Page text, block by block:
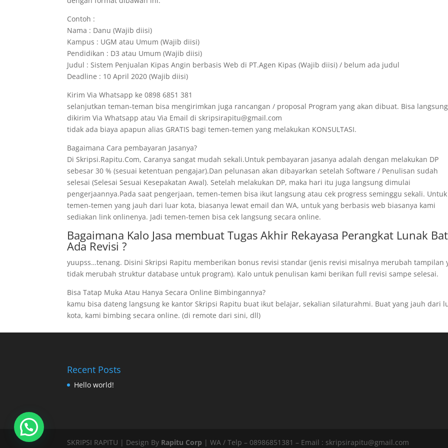
Contoh :
Nama : Danu (Wajib diisi)
Kampus : UGM atau Umum (Wajib diisi)
Pendidikan : D3 atau Umum (Wajib diisi)
Judul : Sistem Penjualan Kipas Angin berbasis Web di PT.Agen Kipas (Wajib diisi) / belum ada judul
Deadline : 10 April 2020 (Wajib diisi)
Kirim Via Whatsapp ke 0898 6851 381
selanjutkan teman-teman bisa mengirimkan juga rancangan / proposal Program yang akan dibuat. Bisa langsung
dikirim Via Whatsapp atau Via Email di skripsirapitu@gmail.com
tidak ada biaya apapun alias GRATIS bagi temen-temen yang melakukan KONSULTASI.
Bagaimana Cara pembayaran Jasanya?
Di Skripsi.Rapitu.Com, Caranya sangat mudah sekali.Untuk pembayaran jasanya adalah dengan melakukan DP
sebesar 30 % (sesuai ketentuan pengajar).Dan pelunasan akan dibayarkan setelah Software / Penulisan sudah
selesai (Selesai Sesuai Kesepakatan Awal). Setelah melakukan DP, maka hari itu juga langsung dimulai
pengerjaannya.Pada saat pengerjaan, temen-temen bisa ikut langsung atau cek progress seminggu sekali. Untuk
temen-temen yang jauh dari luar kota, biasanya lewat email dan WA, untuk yang berbasis web biasanya kami
sediakan link onlinenya. Jadi temen-temen bisa cek langsung secara online.
Bagaimana Kalo Jasa membuat Tugas Akhir Rekayasa Perangkat Lunak
Ada Revisi ?
yuupss…tenang. Disini Skripsi Rapitu memberikan bonus revisi standar (jenis revisi misalnya merubah tampilan
tidak merubah struktur database untuk program). Kalo untuk penulisan kami berikan full revisi sampe selesai.
Bisa Tatap Muka Atau Hanya Secara Online Bimbingannya?
kamu bisa dateng langsung ke kantor Skripsi Rapitu buat ikut belajar, sekalian silaturahmi. Buat yang jauh dari
kota, kami bimbing secara online. (di remote dari sini, dll)
Recent Posts
Hello world!
SKRIPSI RAPITU | Design By Rapitu Corp | WA / Telp – 08986851381 – Email : skripsirapitu@gmail.com